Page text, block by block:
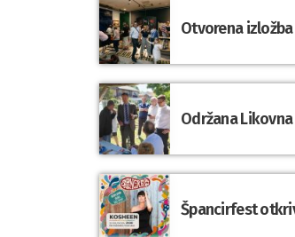
Otvorena
Održana
Špancirfest